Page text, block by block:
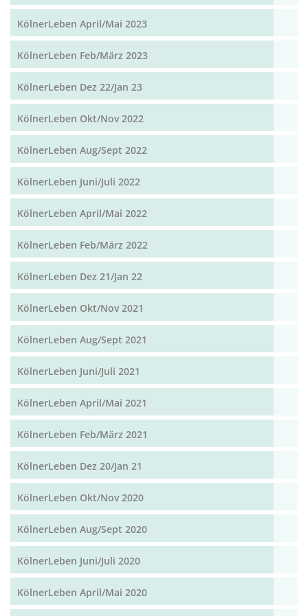
KölnerLeben April/Mai 2023
KölnerLeben Feb/März 2023
KölnerLeben Dez 22/Jan 23
KölnerLeben Okt/Nov 2022
KölnerLeben Aug/Sept 2022
KölnerLeben Juni/Juli 2022
KölnerLeben April/Mai 2022
KölnerLeben Feb/März 2022
KölnerLeben Dez 21/Jan 22
KölnerLeben Okt/Nov 2021
KölnerLeben Aug/Sept 2021
KölnerLeben Juni/Juli 2021
KölnerLeben April/Mai 2021
KölnerLeben Feb/März 2021
KölnerLeben Dez 20/Jan 21
KölnerLeben Okt/Nov 2020
KölnerLeben Aug/Sept 2020
KölnerLeben Juni/Juli 2020
KölnerLeben April/Mai 2020